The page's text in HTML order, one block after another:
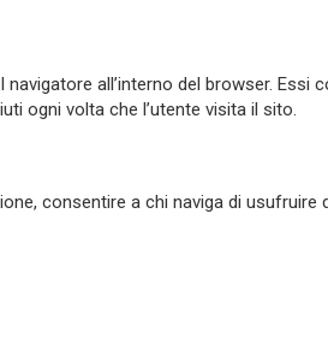
all’interno del browser. Essi
ogni volta che l’utente visita il sito.
consentire a chi naviga di usufruire